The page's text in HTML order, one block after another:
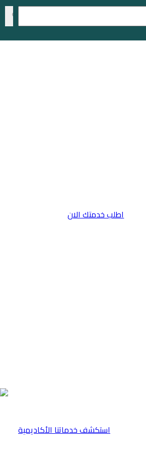
اطلب خدمتك الان
⁠استكشف خدماتنا الأكاديمية